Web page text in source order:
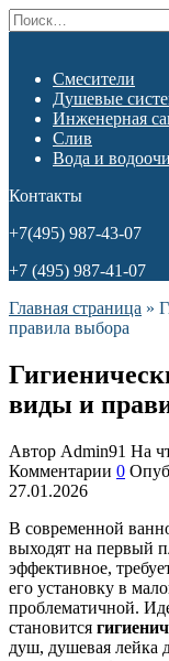
Перейти
к
Search
for:
Смесители
Душевые
Инженерная
Слив
Вода и
Контакты
+7(495) 987-43-07
+7 (495) 987-41-07
Главная страница »
правила выбора
виды и
Автор Admin91 На
Комментарии 0
27.01.2026
В современной
выходят на первый
эффективное,
его установку в
проблематичной.
становится
душ, душевая лейка